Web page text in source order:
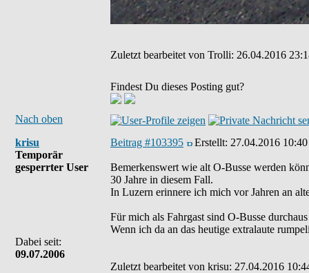
Zuletzt bearbeitet von Trolli: 26.04.2016
Findest Du dieses Posting gut?
Nach oben
krisu
Temporär
gesperrter User
Dabei seit:
09.07.2006
Beitrag #103395 Erstellt: 27.04.2016 10:40
Bemerkenswert wie alt O-Busse werden
30 Jahre in diesem Fall.
In Luzern erinnere ich mich vor Jahren an
Für mich als Fahrgast sind O-Busse
Wenn ich da an das heutige extralaute
Zuletzt bearbeitet von krisu: 27.04.2016